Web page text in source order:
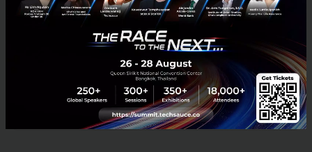
อ้างอิง: thenextweb
anthropic
No comment